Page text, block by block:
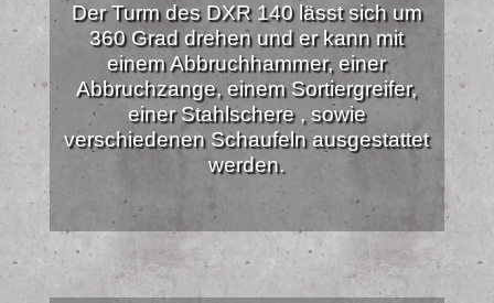
Der Turm des DXR 140 lässt sich um
360 Grad drehen und er kann mit
einem Abbruchhammer, einer
Abbruchzange, einem Sortiergreifer,
einer Stahlschere , sowie
verschiedenen Schaufeln ausgestattet
werden.